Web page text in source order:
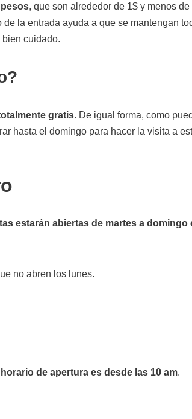
, que son alrededor de 1$ y menos de
la entrada ayuda a que se mantengan
cuidado.
gratis. De igual forma, como
hasta el domingo para hacer la visita a
estarán abiertas de martes a domingo
no abren los lunes.
de apertura es desde las 10 am.